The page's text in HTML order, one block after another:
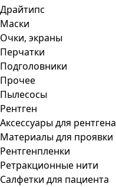
Драйтипс
Маски
Очки, экраны
Перчатки
Подголовники
Прочее
Пылесосы
Рентген
Аксессуары для рентгена
Материалы для проявки
Рентгенпленки
Ретракционные нити
Салфетки для пациента